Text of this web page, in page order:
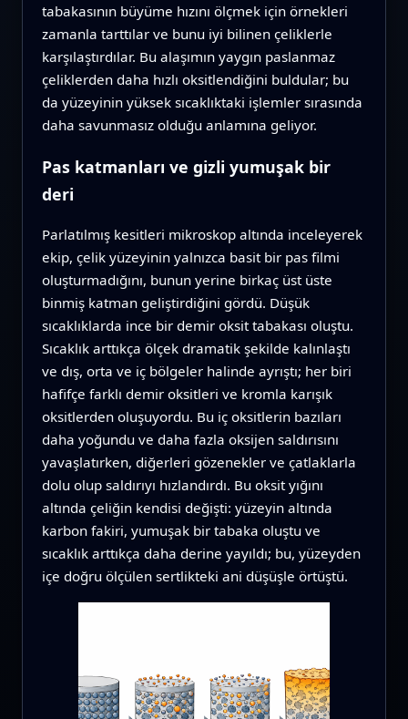
tabakasının büyüme hızını ölçmek için örnekleri
zamanla tarttılar ve bunu iyi bilinen çeliklerle
karşılaştırdılar. Bu alaşımın yaygın paslanmaz
çeliklerden daha hızlı oksitlendiğini buldular; bu
da yüzeyinin yüksek sıcaklıktaki işlemler sırasında
daha savunmasız olduğu anlamına geliyor.
Pas katmanları ve gizli yumuşak bir
deri
Parlatılmış kesitleri mikroskop altında inceleyerek
ekip, çelik yüzeyinin yalnızca basit bir pas filmi
oluşturmadığını, bunun yerine birkaç üst üste
binmiş katman geliştirdiğini gördü. Düşük
sıcaklıklarda ince bir demir oksit tabakası oluştu.
Sıcaklık arttıkça ölçek dramatik şekilde kalınlaştı
ve dış, orta ve iç bölgeler halinde ayrıştı; her biri
hafifçe farklı demir oksitleri ve kromla karışık
oksitlerden oluşuyordu. Bu iç oksitlerin bazıları
daha yoğundu ve daha fazla oksijen saldırısını
yavaşlatırken, diğerleri gözenekler ve çatlaklarla
dolu olup saldırıyı hızlandırdı. Bu oksit yığını
altında çeliğin kendisi değişti: yüzeyin altında
karbon fakiri, yumuşak bir tabaka oluştu ve
sıcaklık arttıkça daha derine yayıldı; bu, yüzeyden
içe doğru ölçülen sertlikteki ani düşüşle örtüştü.